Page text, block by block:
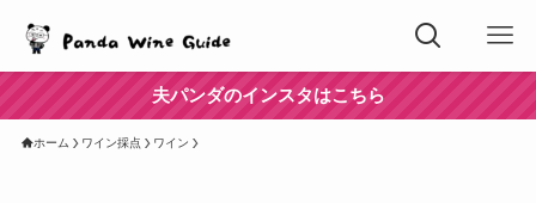
夫パンダのインスタはこちら
ホーム ワイン採点 ワイン